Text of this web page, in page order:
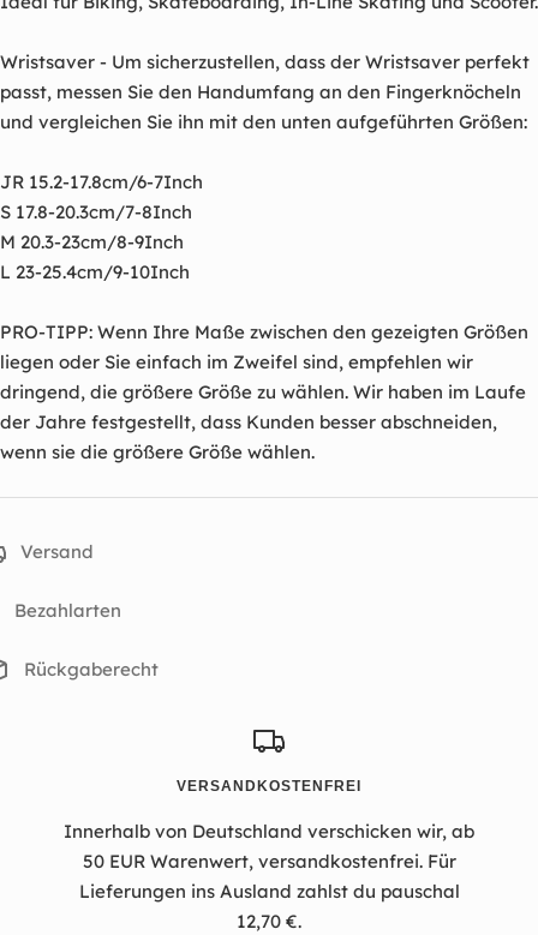
Wristsaver - Um sicherzustellen, dass der Wristsaver perfekt
passt, messen Sie den Handumfang an den Fingerknöcheln
und vergleichen Sie ihn mit den unten aufgeführten Größen:
JR 15.2-17.8cm/6-7Inch
S 17.8-20.3cm/7-8Inch
M 20.3-23cm/8-9Inch
L 23-25.4cm/9-10Inch
PRO-TIPP: Wenn Ihre Maße zwischen den gezeigten Größen
liegen oder Sie einfach im Zweifel sind, empfehlen wir
dringend, die größere Größe zu wählen. Wir haben im Laufe
der Jahre festgestellt, dass Kunden besser abschneiden,
wenn sie die größere Größe wählen.
Versand
Bezahlarten
Rückgaberecht
VERSANDKOSTENFREI
Innerhalb von Deutschland verschicken wir, ab
50 EUR Warenwert, versandkostenfrei. Für
Lieferungen ins Ausland zahlst du pauschal
12,70 €.